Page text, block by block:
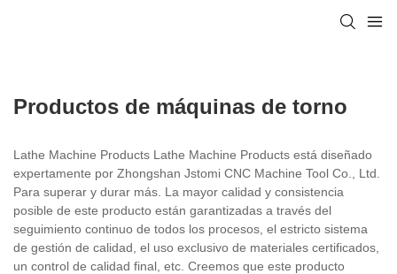
Productos de máquinas de torno
Lathe Machine Products Lathe Machine Products está diseñado
expertamente por Zhongshan Jstomi CNC Machine Tool Co., Ltd.
Para superar y durar más. La mayor calidad y consistencia
posible de este producto están garantizadas a través del
seguimiento continuo de todos los procesos, el estricto sistema
de gestión de calidad, el uso exclusivo de materiales certificados,
un control de calidad final, etc. Creemos que este producto